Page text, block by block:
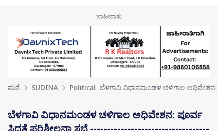
ಮನೆ SUDINA Political ಬೆಳಗಾವಿ ವಿಧಾನಮಂಡಳ ಚಳಿಗಾಲ ಅಧಿವೇಶನ:
ಬೆಳಗಾವಿ ವಿಧಾನಮಂಡಳ ಚಳಿಗಾಲ ಅಧಿವೇಶನ: ಪೂರ್ವ
ಸಿದ್ಧತೆ ಪರಿಶೀಲನಾ ಸಭೆ -----------------------------------